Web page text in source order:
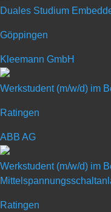
Duales Studium
Göppingen
Kleemann GmbH
Werkstudent (m/w/d) im
Ratingen
ABB AG
Werkstudent (m/w/d) im
Ratingen
in Göppingen
Kleemann